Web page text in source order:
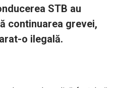
STB au
continuarea grevei,
o ilegală.